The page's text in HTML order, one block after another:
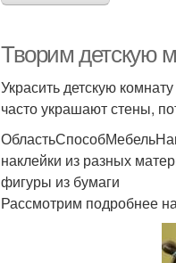
Творим детскую
Украсить детскую
часто украшают стены,
наклейки из разных
фигуры из бумаги
Рассмотрим подробнее